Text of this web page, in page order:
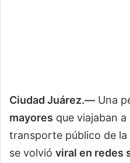
Ciudad Juárez.— Una
mayores que viajaban
transporte público de la
se volvió viral en redes